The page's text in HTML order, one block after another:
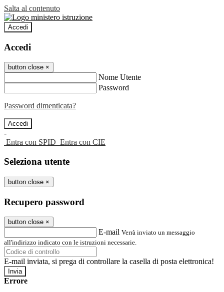
Salta al contenuto
Accedi
Accedi
button close ×
Nome Utente
Password
Password dimenticata?
-
Entra con SPID Entra con CIE
Seleziona utente
button close ×
Recupero password
button close ×
E-mail Verrà inviato un messaggio
all'indirizzo indicato con le istruzioni necessarie.
E-mail inviata, si prega di controllare la casella di posta elettronica!
Errore